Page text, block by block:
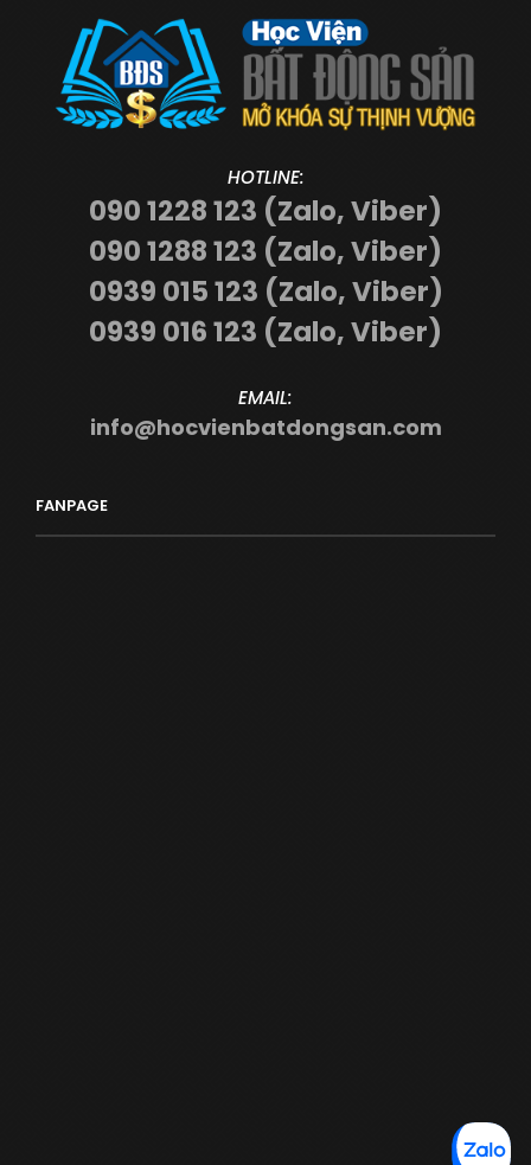
HOTLINE:
090 1228 123 (Zalo, Viber)
090 1288 123 (Zalo, Viber)
0939 015 123 (Zalo, Viber)
0939 016 123 (Zalo, Viber)
EMAIL:
info@hocvienbatdongsan.com
FANPAGE